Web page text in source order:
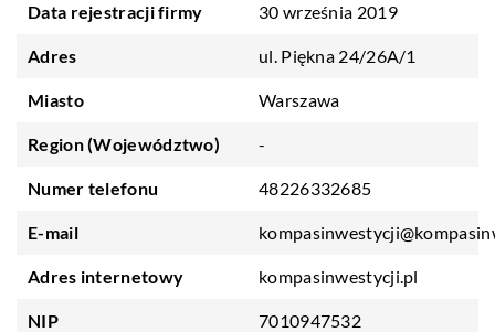
Data rejestracji firmy 30 września 2019
Adres ul. Piękna 24/26A/1
Miasto Warszawa
Region (Województwo) -
Numer telefonu 48226332685
E-mail
Adres internetowy kompasinwestycji.pl
NIP 7010947532